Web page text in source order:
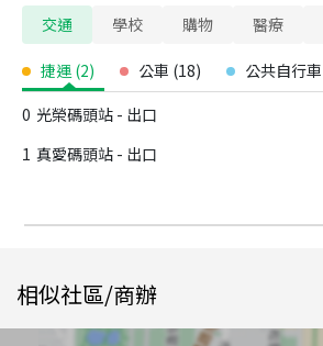
交通 學校 購物 醫療
捷運 (2) 公車 (18) 公共自行車
0 光榮碼頭站 - 出口
1 真愛碼頭站 - 出口
相似社區/商辦